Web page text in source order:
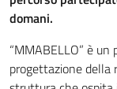
domani.
“MMABELLO” è
progettazione della